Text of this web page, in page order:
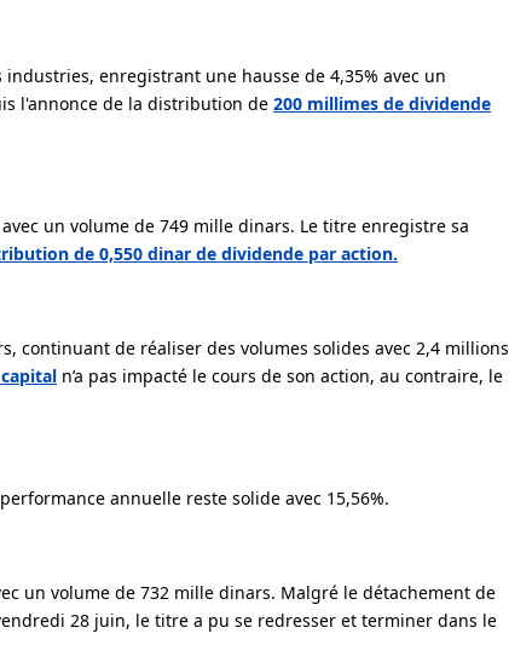
enregistrant une hausse de 4,35% avec un
l'annonce de la distribution de 200 millimes de dividende
un volume de 749 mille dinars. Le titre enregistre sa
de 0,550 dinar de dividende par action.
continuant de réaliser des volumes solides avec 2,4 millions
capital n’a pas impacté le cours de son action, au contraire, le
annuelle reste solide avec 15,56%.
un volume de 732 mille dinars. Malgré le détachement de
28 juin, le titre a pu se redresser et terminer dans le